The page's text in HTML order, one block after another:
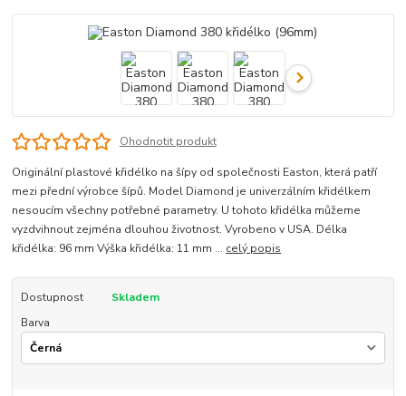
Ohodnotit produkt
Originální plastové křidélko na šípy od společnosti Easton, která patří
mezi přední výrobce šípů. Model Diamond je univerzálním křidélkem
nesoucím všechny potřebné parametry. U tohoto křidélka můžeme
vyzdvihnout zejména dlouhou životnost. Vyrobeno v USA. Délka
křidélka: 96 mm Výška křidélka: 11 mm ... celý popis
Dostupnost
Skladem
Barva